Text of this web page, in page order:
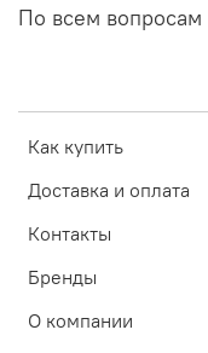
Как купить
Доставка и оплата
Контакты
Бренды
О компании
По всем